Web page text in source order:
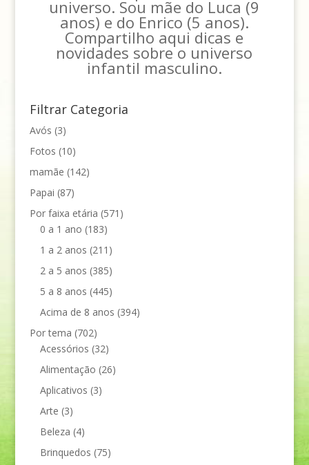
universo. Sou mãe do Luca (9
anos) e do Enrico (5 anos).
Compartilho aqui dicas e
novidades sobre o universo
infantil masculino.
Filtrar Categoria
Avós (3)
Fotos (10)
mamãe (142)
Papai (87)
Por faixa etária (571)
0 a 1 ano (183)
1 a 2 anos (211)
2 a 5 anos (385)
5 a 8 anos (445)
Acima de 8 anos (394)
Por tema (702)
Acessórios (32)
Alimentação (26)
Aplicativos (3)
Arte (3)
Beleza (4)
Brinquedos (75)